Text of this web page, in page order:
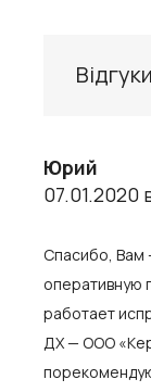
Юрий
07.01.2020
Спасибо, Вам
оперативную
работает
ДХ — ООО